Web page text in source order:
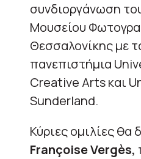
συνδιοργάνωση
Μουσείου
Θεσσαλονίκης με
πανεπιστήμια
Creative Arts και
Sunderland.
Κύριες ομιλίες θα
Françoise Vergès,